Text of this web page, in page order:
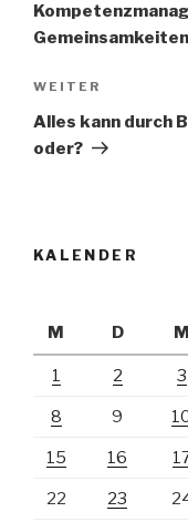
Nächster
Beitrag
WEITER
Alles kann durch
oder?
KALENDER
M
D M
1 2 3
8 9
15 16
22 23